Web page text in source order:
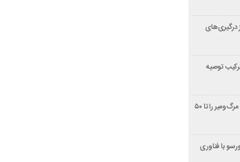
درگیری‌های
توصیه
غربالگری سرطان روده بزرگ مرگ‌ومیر را تا ۵۰
با فناوری